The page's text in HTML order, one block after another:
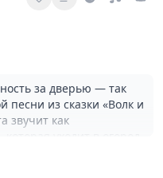
за дверью — так
песни из сказки «Волк и
звучит как
мелодия и аккорды
слегка